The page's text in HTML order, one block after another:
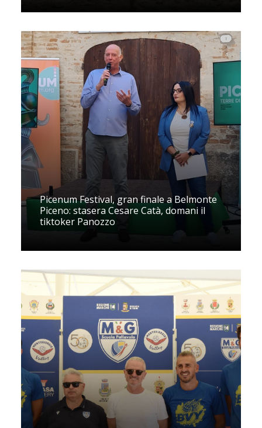
Picenum Festival, gran finale a Belmonte
Piceno: stasera Cesare Catà, domani il
tiktoker Panozzo